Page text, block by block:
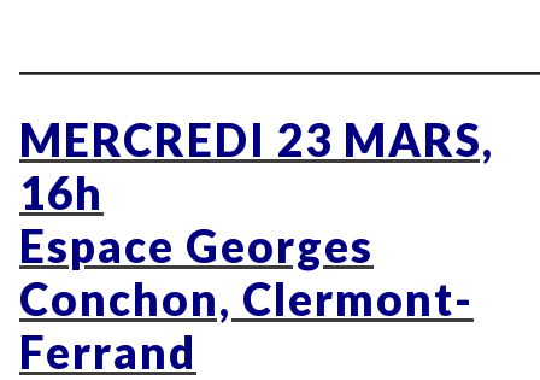
MERCREDI 23 MARS,
16h
Espace Georges
Conchon, Clermont-
Ferrand